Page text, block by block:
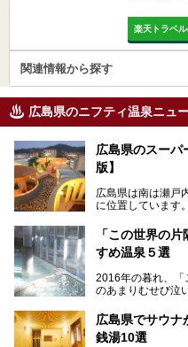
楽天トラベ
関連情報から探す
広島県のニフティ温泉ニュ
広島県のスーパ
版】
広島県は南は瀬戸
に位置しています
厳島神社と原爆
通して多数の観光
や、坂の町・尾道
モン、全国にファ
充実。
銭湯をご紹介しま
「この世界の
すめ温泉５選
2016年の暮れ、「
のあまりむせび泣
あの夏のヒロシマ
こかに輝きつづけ
そんな映画の舞台
広島県でサウナ
銭湯10選